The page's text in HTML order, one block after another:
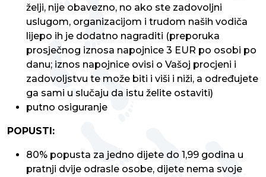
želji, nije obavezno, no ako ste zadovoljni
uslugom, organizacijom i trudom naših vodiča
lijepo ih je dodatno nagraditi (preporuka
prosječnog iznosa napojnice 3 EUR po osobi po
danu; iznos napojnice ovisi o Vašoj procjeni i
zadovoljstvu te može biti i viši i niži, a određujete
ga sami u slučaju da istu želite ostaviti)
putno osiguranje
POPUSTI:
80% popusta za jedno dijete do 1,99 godina u
pratnji dvije odrasle osobe, dijete nema svoje